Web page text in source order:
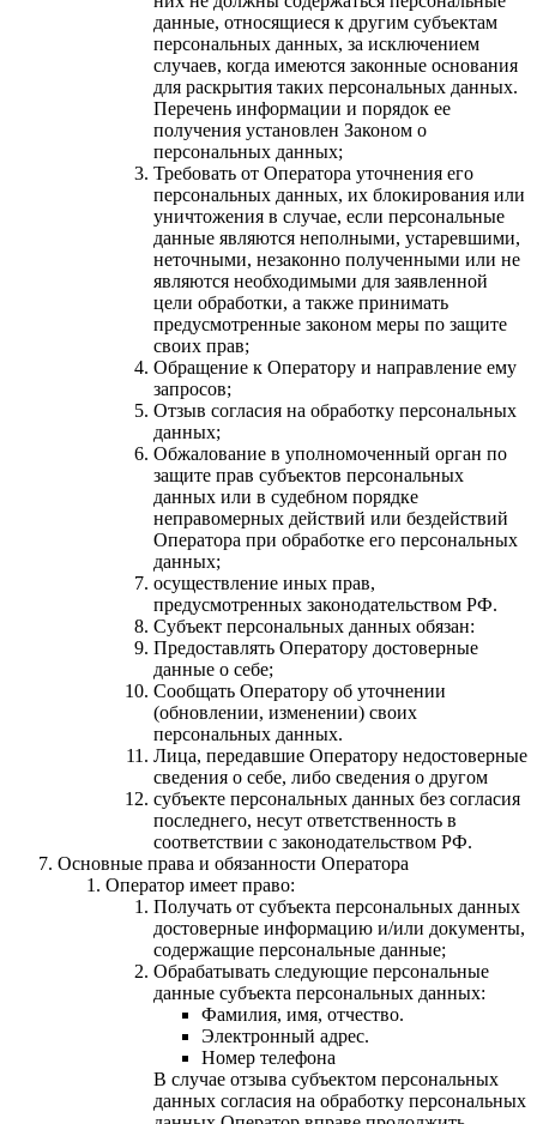
данные, относящиеся к другим субъектам
персональных данных, за исключением
случаев, когда имеются законные основания
для раскрытия таких персональных данных.
Перечень информации и порядок ее
получения установлен Законом о
персональных данных;
Требовать от Оператора уточнения его
персональных данных, их блокирования или
уничтожения в случае, если персональные
данные являются неполными, устаревшими,
неточными, незаконно полученными или не
являются необходимыми для заявленной
цели обработки, а также принимать
предусмотренные законом меры по защите
своих прав;
Обращение к Оператору и направление ему
запросов;
Отзыв согласия на обработку персональных
данных;
Обжалование в уполномоченный орган по
защите прав субъектов персональных
данных или в судебном порядке
неправомерных действий или бездействий
Оператора при обработке его персональных
данных;
осуществление иных прав,
предусмотренных законодательством РФ.
Субъект персональных данных обязан:
Предоставлять Оператору достоверные
данные о себе;
Сообщать Оператору об уточнении
(обновлении, изменении) своих
персональных данных.
Лица, передавшие Оператору недостоверные
сведения о себе, либо сведения о другом
субъекте персональных данных без согласия
последнего, несут ответственность в
соответствии с законодательством РФ.
Основные права и обязанности Оператора
Оператор имеет право:
Получать от субъекта персональных данных
достоверные информацию и/или документы,
содержащие персональные данные;
Обрабатывать следующие персональные
данные субъекта персональных данных:
Фамилия, имя, отчество.
Электронный адрес.
Номер телефона
В случае отзыва субъектом персональных
данных согласия на обработку персональных